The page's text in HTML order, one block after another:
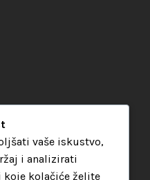
vaše iskustvo,
i analizirati
koje kolačiće želite